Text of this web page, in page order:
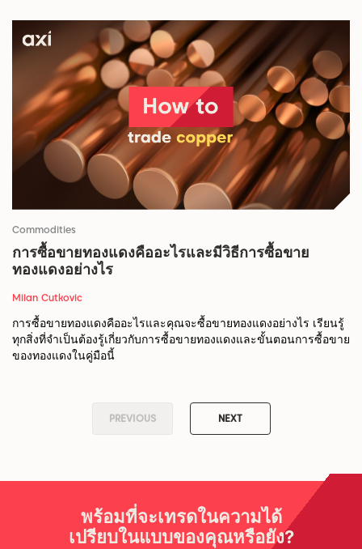
Commodities
การซื้อขายทองแดงคืออะไรและมีวิธีการซื้อขาย
ทองแดงอย่างไร
Milan Cutkovic
การซื้อขายทองแดงคืออะไรและคุณจะซื้อขายทองแดงอย่างไร เรียนรู้
ทุกสิ่งที่จำเป็นต้องรู้เกี่ยวกับการซื้อขายทองแดงและขั้นตอนการซื้อขาย
ของทองแดงในคู่มือนี้
PREVIOUS NEXT
พร้อมที่จะเทรดในความได้
เปรียบในแบบของคุณหรือยัง?